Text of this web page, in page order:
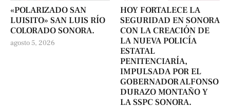
«POLARIZADO SAN
LUISITO» SAN LUIS RÍO
COLORADO SONORA.
agosto 5, 2026
HOY FORTALECE LA
SEGURIDAD EN SONORA
CON LA CREACIÓN DE
LA NUEVA POLICÍA
ESTATAL
PENITENCIARÍA,
IMPULSADA POR EL
GOBERNADOR ALFONSO
DURAZO MONTAÑO Y
LA SSPC SONORA.